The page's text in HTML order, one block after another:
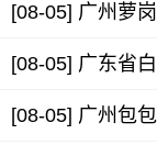
[08-05] 广州萝
[08-05] 广东省
[08-05] 广州包